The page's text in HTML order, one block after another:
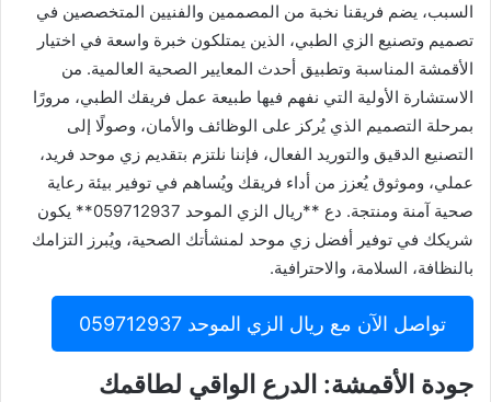
السبب، يضم فريقنا نخبة من المصممين والفنيين المتخصصين في
تصميم وتصنيع الزي الطبي، الذين يمتلكون خبرة واسعة في اختيار
الأقمشة المناسبة وتطبيق أحدث المعايير الصحية العالمية. من
الاستشارة الأولية التي نفهم فيها طبيعة عمل فريقك الطبي، مرورًا
بمرحلة التصميم الذي يُركز على الوظائف والأمان، وصولًا إلى
التصنيع الدقيق والتوريد الفعال، فإننا نلتزم بتقديم زي موحد فريد،
عملي، وموثوق يُعزز من أداء فريقك ويُساهم في توفير بيئة رعاية
صحية آمنة ومنتجة. دع **ريال الزي الموحد 059712937** يكون
شريكك في توفير أفضل زي موحد لمنشأتك الصحية، ويُبرز التزامك
بالنظافة، السلامة، والاحترافية.
تواصل الآن مع ريال الزي الموحد 059712937
جودة الأقمشة: الدرع الواقي لطاقمك